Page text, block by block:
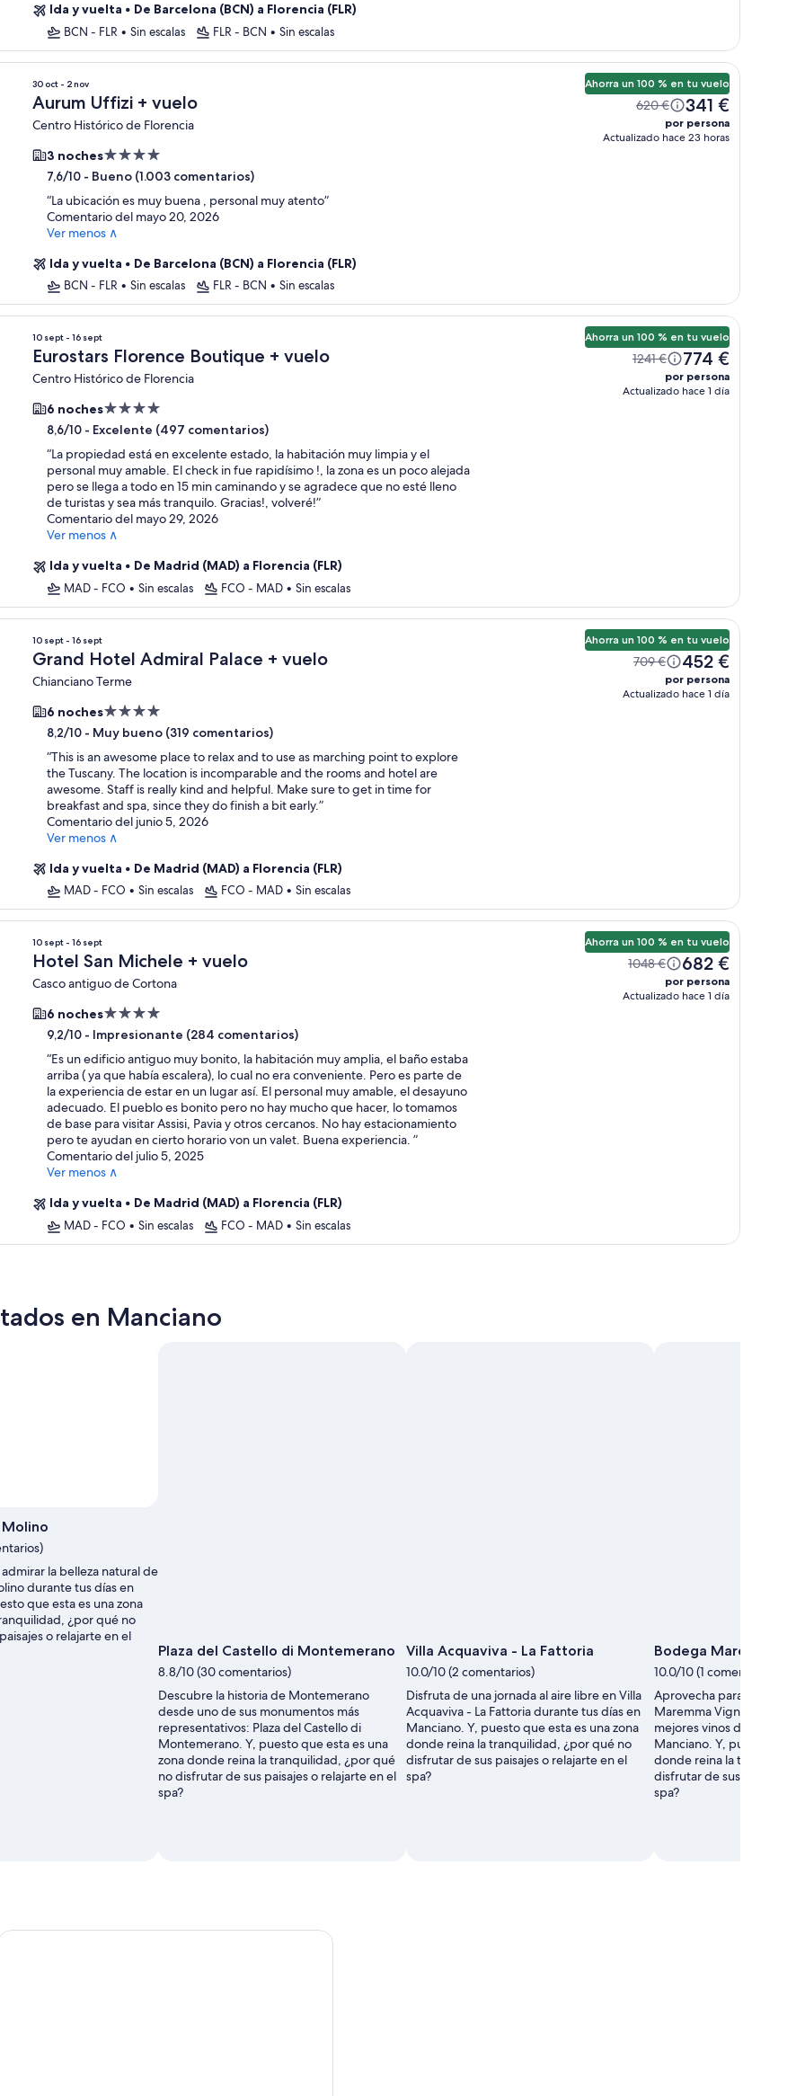
Ida y vuelta • De Barcelona (BCN) a Florencia (FLR)
BCN - FLR • Sin escalas FLR - BCN • Sin escalas
30 oct - 2 nov
Aurum Uffizi + vuelo
Centro Histórico de Florencia
3 nochesAlojamiento
de
4.0 estrellas
7,6/10 - Bueno (1.003 comentarios)
“La ubicación es muy buena , personal muy atento”
Comentario del mayo 20, 2026
Ver menos ∧
Ida y vuelta • De Barcelona (BCN) a Florencia (FLR)
BCN - FLR • Sin escalas FLR - BCN • Sin escalas
Ahorra un 100 % en tu vuelo
620 € 341 €
por persona
Actualizado hace 23 horas
10 sept - 16 sept
Eurostars Florence Boutique + vuelo
Centro Histórico de Florencia
6 nochesAlojamiento
de
4.0 estrellas
8,6/10 - Excelente (497 comentarios)
“La propiedad está en excelente estado, la habitación muy limpia y el
personal muy amable. El check in fue rapidísimo !, la zona es un poco alejada
pero se llega a todo en 15 min caminando y se agradece que no esté lleno
de turistas y sea más tranquilo. Gracias!, volveré!”
Comentario del mayo 29, 2026
Ver menos ∧
Ida y vuelta • De Madrid (MAD) a Florencia (FLR)
MAD - FCO • Sin escalas FCO - MAD • Sin escalas
Ahorra un 100 % en tu vuelo
1241 € 774 €
por persona
Actualizado hace 1 día
10 sept - 16 sept
Grand Hotel Admiral Palace + vuelo
Chianciano Terme
6 nochesAlojamiento
de
4.0 estrellas
8,2/10 - Muy bueno (319 comentarios)
“This is an awesome place to relax and to use as marching point to explore
the Tuscany. The location is incomparable and the rooms and hotel are
awesome. Staff is really kind and helpful. Make sure to get in time for
breakfast and spa, since they do finish a bit early.”
Comentario del junio 5, 2026
Ver menos ∧
Ida y vuelta • De Madrid (MAD) a Florencia (FLR)
MAD - FCO • Sin escalas FCO - MAD • Sin escalas
Ahorra un 100 % en tu vuelo
709 € 452 €
por persona
Actualizado hace 1 día
10 sept - 16 sept
Hotel San Michele + vuelo
Casco antiguo de Cortona
6 nochesAlojamiento
de
4.0 estrellas
9,2/10 - Impresionante (284 comentarios)
“Es un edificio antiguo muy bonito, la habitación muy amplia, el baño estaba
arriba ( ya que había escalera), lo cual no era conveniente. Pero es parte de
la experiencia de estar en un lugar así. El personal muy amable, el desayuno
adecuado. El pueblo es bonito pero no hay mucho que hacer, lo tomamos
de base para visitar Assisi, Pavia y otros cercanos. No hay estacionamiento
pero te ayudan en cierto horario von un valet. Buena experiencia. ”
Comentario del julio 5, 2025
Ver menos ∧
Ida y vuelta • De Madrid (MAD) a Florencia (FLR)
MAD - FCO • Sin escalas FCO - MAD • Sin escalas
Ahorra un 100 % en tu vuelo
1048 € 682 €
por persona
Actualizado hace 1 día
en Manciano
Molino
la belleza natural de
durante tus días en
que esta es una zona
¿por qué no
o relajarte en el
Plaza del Castello di Montemerano
8.8/10 (30 comentarios)
Descubre la historia de Montemerano
desde uno de sus monumentos más
representativos: Plaza del Castello di
Montemerano. Y, puesto que esta es una
zona donde reina la tranquilidad, ¿por qué
no disfrutar de sus paisajes o relajarte en el
spa?
Villa Acquaviva - La Fattoria
10.0/10 (2 comentarios)
Disfruta de una jornada al aire libre en Villa
Acquaviva - La Fattoria durante tus días en
Manciano. Y, puesto que esta es una zona
donde reina la tranquilidad, ¿por qué no
disfrutar de sus paisajes o relajarte en el
spa?
Bodega Maremma
10.0/10 (1 comentario)
Aprovecha para acercarte
Maremma Vigna Mia y
mejores vinos durante tus
Manciano. Y, puesto que
donde reina la
disfrutar de sus paisajes o
spa?
tras las huellas de los etruscos: caminata y cata de vinos